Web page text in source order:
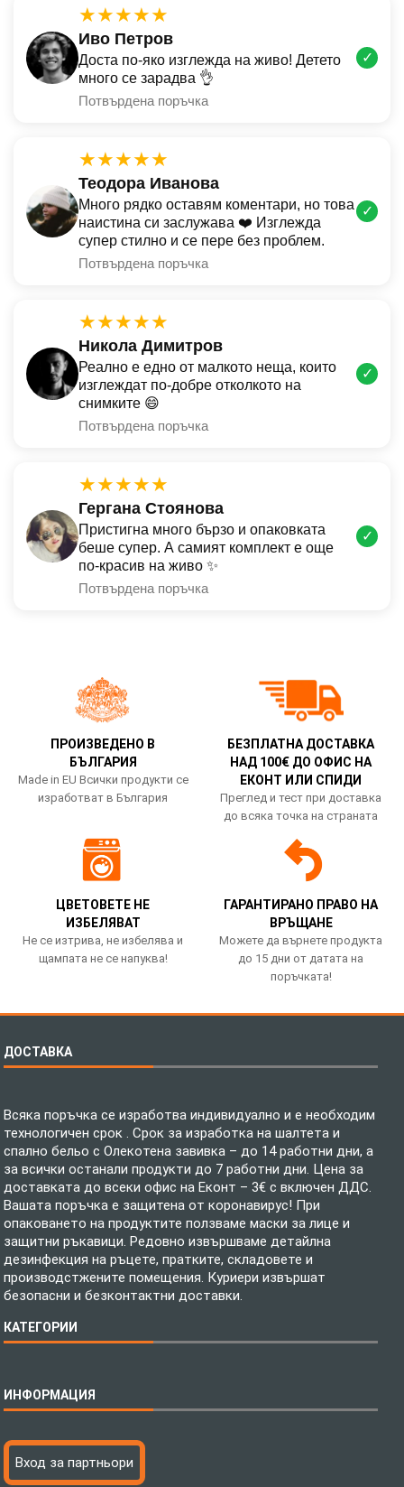
★★★★★
Иво Петров
Доста по-яко изглежда на живо! Детето
много се зарадва 👌
Потвърдена поръчка
✓
★★★★★
Теодора Иванова
Много рядко оставям коментари, но това
наистина си заслужава ❤️ Изглежда
супер стилно и се пере без проблем.
Потвърдена поръчка
✓
★★★★★
Никола Димитров
Реално е едно от малкото неща, които
изглеждат по-добре отколкото на
снимките 😄
Потвърдена поръчка
✓
★★★★★
Гергана Стоянова
Пристигна много бързо и опаковката
беше супер. А самият комплект е още
по-красив на живо ✨
Потвърдена поръчка
✓
ПРОИЗВЕДЕНО В
БЪЛГАРИЯ
Made in EU Всички продукти се
изработват в България
БЕЗПЛАТНА ДОСТАВКА
НАД 100€ ДО ОФИС НА
ЕКОНТ ИЛИ СПИДИ
Преглед и тест при доставка
до всяка точка на страната
ЦВЕТОВЕТЕ НЕ
ИЗБЕЛЯВАТ
Не се изтрива, не избелява и
щампата не се напуква!
ГАРАНТИРАНО ПРАВО НА
ВРЪЩАНЕ
Можете да върнете продукта
до 15 дни от датата на
поръчката!
ДОСТАВКА
Всяка поръчка се изработва индивидуално и е необходим
технологичен срок . Срок за изработка на шалтета и
спално бельо с Олекотена завивка – до 14 работни дни, а
за всички останали продукти до 7 работни дни. Цена за
доставката до всеки офис на Еконт – 3€ с включен ДДС.
Вашата поръчка е защитена от коронавирус! При
опаковането на продуктите ползваме маски за лице и
защитни ръкавици. Редовно извършваме детайлна
дезинфекция на ръцете, пратките, складовете и
производстжените помещения. Куриери извършат
безопасни и безконтактни доставки.
КАТЕГОРИИ
Бебешки спални комплекти
Тениски с пълноцветен печат
Хавлиени кърпи
ИНФОРМАЦИЯ
Технология на печатане
Файлове за печат
Вход за партньори